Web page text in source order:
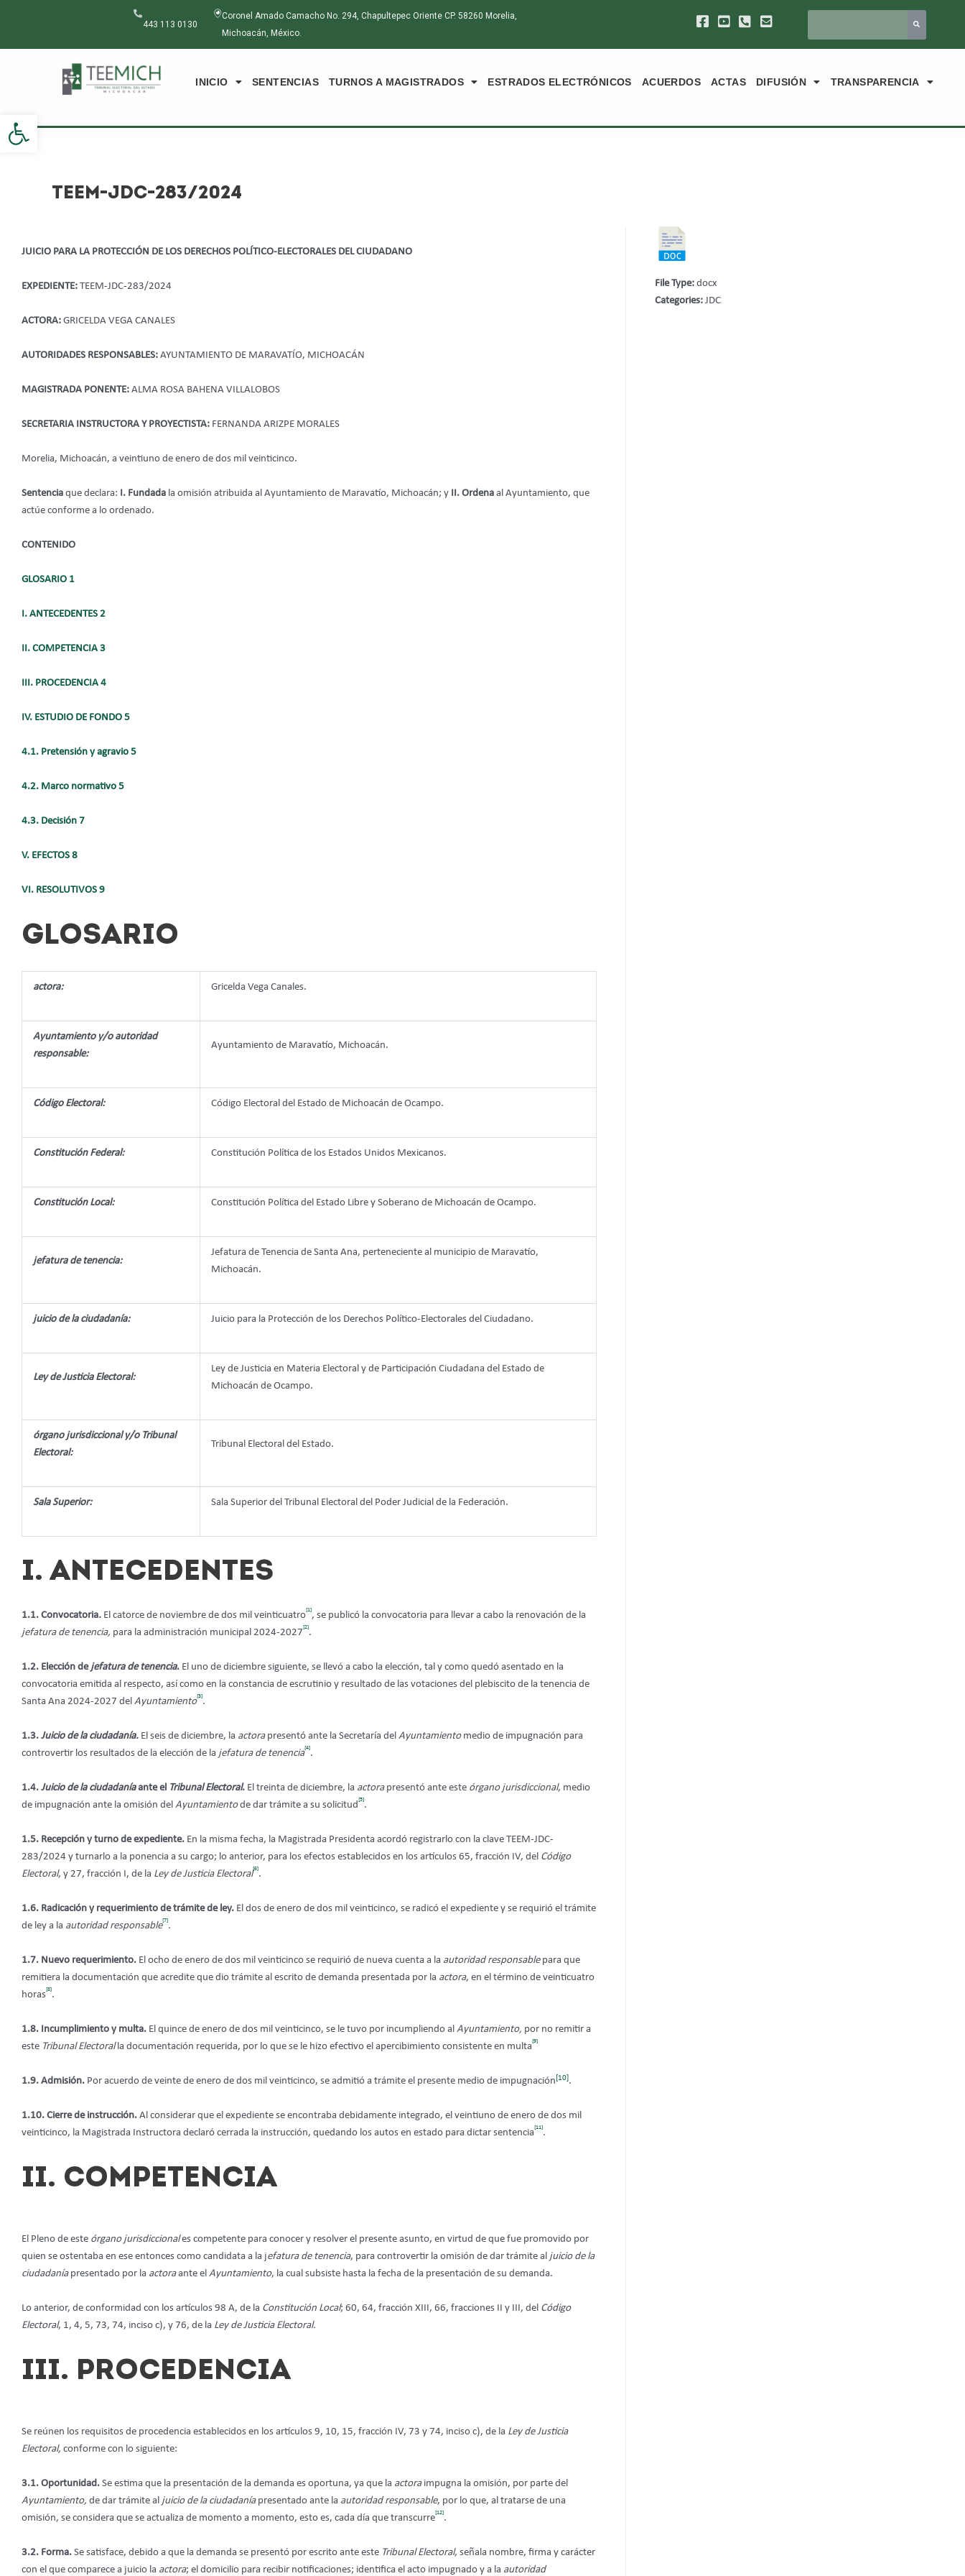
Abrir barra de herramientas
443 113 0130
Coronel Amado Camacho No. 294, Chapultepec Oriente CP. 58260 Morelia,
Michoacán, México.
INICIO SENTENCIAS TURNOS A MAGISTRADOS ESTRADOS ELECTRÓNICOS ACUERDOS ACTAS DIFUSIÓN TRANSPARENCIA
TEEM-JDC-283/2024
JUICIO PARA LA PROTECCIÓN DE LOS DERECHOS POLÍTICO-ELECTORALES DEL CIUDADANO
EXPEDIENTE: TEEM-JDC-283/2024
ACTORA: GRICELDA VEGA CANALES
AUTORIDADES RESPONSABLES: AYUNTAMIENTO DE MARAVATÍO, MICHOACÁN
MAGISTRADA PONENTE: ALMA ROSA BAHENA VILLALOBOS
SECRETARIA INSTRUCTORA Y PROYECTISTA: FERNANDA ARIZPE MORALES
Morelia, Michoacán, a veintiuno de enero de dos mil veinticinco.
Sentencia que declara: I. Fundada la omisión atribuida al Ayuntamiento de Maravatío, Michoacán; y II. Ordena al Ayuntamiento, que
actúe conforme a lo ordenado.
CONTENIDO
GLOSARIO 1
I. ANTECEDENTES 2
II. COMPETENCIA 3
III. PROCEDENCIA 4
IV. ESTUDIO DE FONDO 5
4.1. Pretensión y agravio 5
4.2. Marco normativo 5
4.3. Decisión 7
V. EFECTOS 8
VI. RESOLUTIVOS 9
GLOSARIO
actora: Gricelda Vega Canales.
Ayuntamiento y/o autoridad
responsable:
Ayuntamiento de Maravatío, Michoacán.
Código Electoral: Código Electoral del Estado de Michoacán de Ocampo.
Constitución Federal: Constitución Política de los Estados Unidos Mexicanos.
Constitución Local: Constitución Política del Estado Libre y Soberano de Michoacán de Ocampo.
jefatura de tenencia:
Jefatura de Tenencia de Santa Ana, perteneciente al municipio de Maravatío,
Michoacán.
juicio de la ciudadanía: Juicio para la Protección de los Derechos Político-Electorales del Ciudadano.
Ley de Justicia Electoral:
Ley de Justicia en Materia Electoral y de Participación Ciudadana del Estado de
Michoacán de Ocampo.
órgano jurisdiccional y/o Tribunal
Electoral:
Tribunal Electoral del Estado.
Sala Superior: Sala Superior del Tribunal Electoral del Poder Judicial de la Federación.
I. ANTECEDENTES
1.1. Convocatoria. El catorce de noviembre de dos mil veinticuatro
[1]
, se publicó la convocatoria para llevar a cabo la renovación de la
jefatura de tenencia, para la administración municipal 2024-2027
[2]
.
1.2. Elección de jefatura de tenencia. El uno de diciembre siguiente, se llevó a cabo la elección, tal y como quedó asentado en la
convocatoria emitida al respecto, así como en la constancia de escrutinio y resultado de las votaciones del plebiscito de la tenencia de
Santa Ana 2024-2027 del Ayuntamiento
[3]
.
1.3. Juicio de la ciudadanía. El seis de diciembre, la actora presentó ante la Secretaría del Ayuntamientomedio de impugnación para
controvertir los resultados de la elección de la jefatura de tenencia
[4]
.
1.4. Juicio de la ciudadaníaante el Tribunal Electoral. El treinta de diciembre, la actorapresentó ante este órgano jurisdiccional, medio
de impugnación ante la omisión del Ayuntamientode dar trámite a su solicitud
[5]
.
1.5. Recepción y turno de expediente. En la misma fecha, la Magistrada Presidenta acordó registrarlo con la clave TEEM-JDC-
283/2024 y turnarlo a la ponencia a su cargo; lo anterior, para los efectos establecidos en los artículos 65, fracción IV, del Código
Electoral, y 27, fracción I, de la Ley de Justicia Electoral
[6]
.
1.6. Radicación y requerimiento de trámite de ley. El dos de enero de dos mil veinticinco, se radicó el expediente y se requirió el trámite
de ley a la autoridad responsable
[7]
.
1.7. Nuevo requerimiento. El ocho de enero de dos mil veinticinco se requirió de nueva cuenta a la autoridad responsable para que
remitiera la documentación que acredite que dio trámite al escrito de demanda presentada por la actora, en el término de veinticuatro
horas
[8]
.
1.8. Incumplimiento y multa. El quince de enero de dos mil veinticinco, se le tuvo por incumpliendo al Ayuntamiento, por no remitir a
este Tribunal Electoralla documentación requerida, por lo que se le hizo efectivo el apercibimiento consistente en multa
[9]
1.9. Admisión. Por acuerdo de veinte de enero de dos mil veinticinco, se admitió a trámite el presente medio de impugnación [10] .
1.10. Cierre de instrucción. Al considerar que el expediente se encontraba debidamente integrado, el veintiuno de enero de dos mil
veinticinco, la Magistrada Instructora declaró cerrada la instrucción, quedando los autos en estado para dictar sentencia
[11]
.
II. COMPETENCIA
El Pleno de este órgano jurisdiccionales competente para conocer y resolver el presente asunto, en virtud de que fue promovido por
quien se ostentaba en ese entonces como candidata a la jefatura de tenencia, para controvertir la omisión de dar trámite al juicio de la
ciudadaníapresentado por la actoraante el Ayuntamiento, la cual subsiste hasta la fecha de la presentación de su demanda.
Lo anterior, de conformidad con los artículos 98 A, de la Constitución Local; 60, 64, fracción XIII, 66, fracciones II y III, del Código
Electoral, 1, 4, 5, 73, 74, inciso c), y 76, de la Ley de Justicia Electoral.
III. PROCEDENCIA
Se reúnen los requisitos de procedencia establecidos en los artículos 9, 10, 15, fracción IV, 73 y 74, inciso c), de la Ley de Justicia
Electoral, conforme con lo siguiente:
3.1. Oportunidad. Se estima que la presentación de la demanda es oportuna, ya que la actora impugna la omisión, por parte del
Ayuntamiento, de dar trámite al juicio de la ciudadaníapresentado ante la autoridad responsable, por lo que, al tratarse de una
omisión, se considera que se actualiza de momento a momento, esto es, cada día que transcurre
[12]
.
3.2. Forma. Se satisface, debido a que la demanda se presentó por escrito ante este Tribunal Electoral, señala nombre, firma y carácter
con el que comparece a juicio la actora; el domicilio para recibir notificaciones; identifica el acto impugnado y a la autoridad
File Type:docx
Categories:JDC